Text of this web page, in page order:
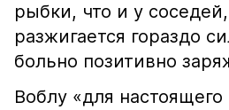
рыбки, что и у
разжигается гораздо
больно позитивно
Воблу «для